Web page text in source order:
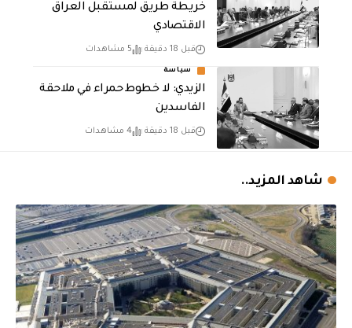
خريطة طريق لمستقبل العراق
الاقتصادي
قبل 18 دقيقة 5 مشاهدات
سياسة
الزيدي: لا خطوط حمراء في ملاحقة
الفاسدين
قبل 18 دقيقة 4 مشاهدات
شاهد المزيد..